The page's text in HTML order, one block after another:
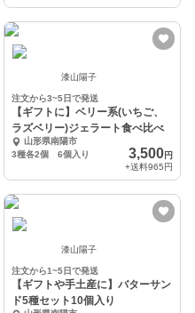
漆山陽子
注文から3~5日で発送
【ギフトに】ベリー系(いちご、
ラズベリー)ジェラート食べ比べ
山形県南陽市
3種各2個 6個入り
3,500円
+送料965円
漆山陽子
注文から1~5日で発送
【ギフトや手土産に】バターサン
ド5種セット10個入り